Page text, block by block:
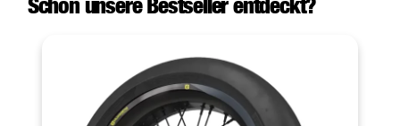
Schon unsere Bestseller entdeckt?